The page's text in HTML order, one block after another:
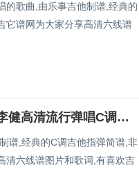
的歌曲,由乐事吉他制谱,经典的
它谱网为大家分享高清六线谱
风吹麦浪吉他谱,简单C调原版指弹曲谱,李健高清流行弹唱C调简单六线乐谱
谱,经典的C调吉他指弹简谱,非
清六线谱图片和歌词,有喜欢吉